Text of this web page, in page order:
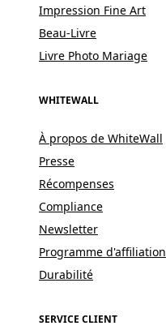
Impression Fine Art
Beau-Livre
Livre Photo Mariage
WHITEWALL
À propos de WhiteWall
Presse
Récompenses
Compliance
Newsletter
Programme d'affiliation
Durabilité
SERVICE CLIENT